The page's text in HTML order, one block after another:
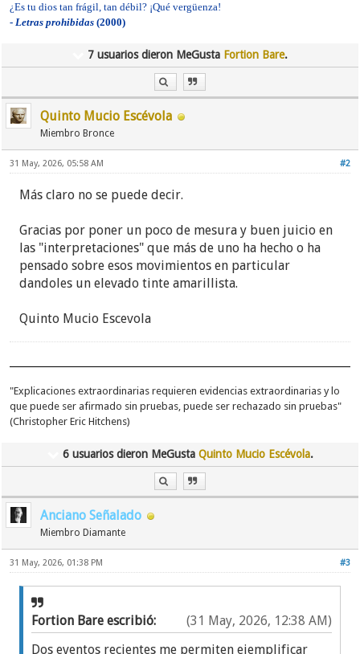
¿Es tu dios tan frágil, tan débil? ¡Qué vergüenza!
-Letras prohibidas(2000)
7 usuarios dieron MeGusta Fortion Bare.
Quinto Mucio Escévola
Miembro Bronce
#2
31 May, 2026, 05:58 AM
Más claro no se puede decir.
Gracias por poner un poco de mesura y buen juicio en
las "interpretaciones" que más de uno ha hecho o ha
pensado sobre esos movimientos en particular
dandoles un elevado tinte amarillista.
Quinto Mucio Escevola
"Explicaciones extraordinarias requieren evidencias extraordinarias y lo
que puede ser afirmado sin pruebas, puede ser rechazado sin pruebas"
(Christopher Eric Hitchens)
6 usuarios dieron MeGusta Quinto Mucio Escévola.
Anciano Señalado
Miembro Diamante
#3
31 May, 2026, 01:38 PM
(31 May, 2026, 12:38 AM)
Fortion Bare escribió:
Dos eventos recientes me permiten ejemplificar